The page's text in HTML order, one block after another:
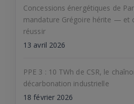
Concessions énergétiques de
mandature Grégoire hérite — et
réussir
13 avril 2026
PPE 3 : 10 TWh de CSR, le
décarbonation industrielle
18 février 2026